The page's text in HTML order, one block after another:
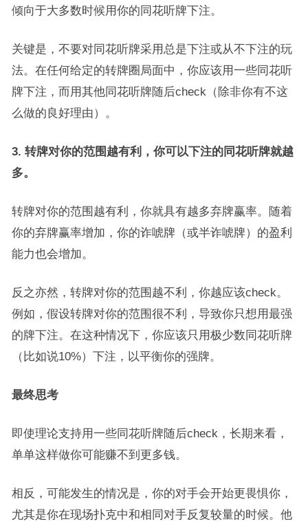
倾向于大多数时候用你的同花听牌下注。
关键是，不要对同花听牌采用总是下注或从不下注的玩
法。在任何给定的转牌圈局面中，你应该用一些同花听
牌下注，而用其他同花听牌随后check（除非你有不这
么做的良好理由）。
3. 转牌对你的范围越有利，你可以下注的同花听牌就越
多。
转牌对你的范围越有利，你就具有越多弃牌赢率。随着
你的弃牌赢率增加，你的诈唬牌（或半诈唬牌）的盈利
能力也会增加。
反之亦然，转牌对你的范围越不利，你越应该check。
例如，假设转牌对你的范围很不利，导致你只想用最强
的牌下注。在这种情况下，你应该只用极少数同花听牌
（比如说10%）下注，以平衡你的强牌。
最终思考
即使理论支持用一些同花听牌随后check，长期来看，
单单这样做你可能赚不到更多钱。
相反，可能发生的情况是，你的对手会开始更畏惧你，
尤其是你在现场扑克中和相同对手反复较量的时候。他